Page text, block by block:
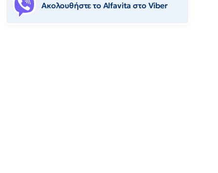
Ακολουθήστε το Αlfavita στο Viber